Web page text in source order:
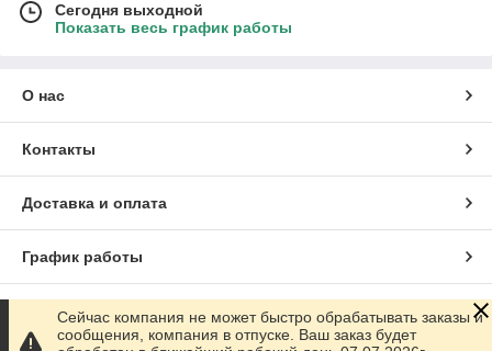
Сегодня выходной
Показать весь график работы
О нас
Контакты
Доставка и оплата
График работы
Полная версия сайта
Сейчас компания не может быстро обрабатывать заказы и
сообщения, компания в отпуске. Ваш заказ будет